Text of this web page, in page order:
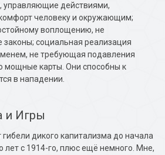
управляющие действиями,
человеку и окружающим;
воплощению, не
социальная реализация
не требующая подавления
мощные карты. Они способны к
в нападении.
и Игры
дикого капитализма до начала
лет с 1914-го, плюс ещё немного. Мне,